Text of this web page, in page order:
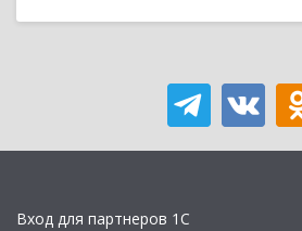
Вход для партнеров 1С